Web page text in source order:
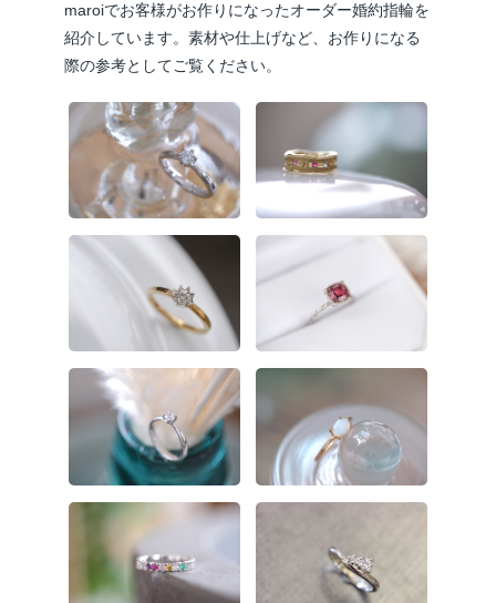
maroiでお客様がお作りになったオーダー婚約指輪を
紹介しています。素材や仕上げなど、お作りになる
際の参考としてご覧ください。